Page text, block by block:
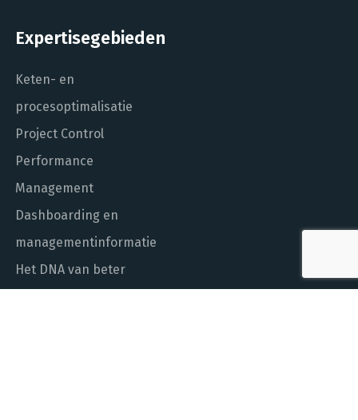
Expertisegebieden
Keten- en
procesoptimalisatie
Project Control
Performance
Management
Dashboarding en
managementinformatie
Het DNA van beter